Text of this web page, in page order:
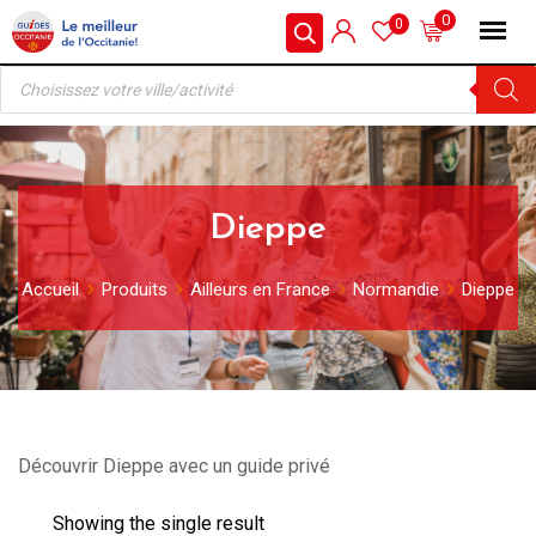
Skip
to
content
0
0
Recherche
produits
Dieppe
Accueil Produits Ailleurs en France Normandie Dieppe
Découvrir Dieppe avec un guide privé
Showing the single result